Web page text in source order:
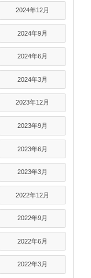
2024年12月
2024年9月
2024年6月
2024年3月
2023年12月
2023年9月
2023年6月
2023年3月
2022年12月
2022年9月
2022年6月
2022年3月